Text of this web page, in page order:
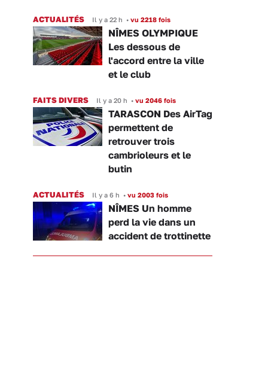
ACTUALITÉS Il y a 22 h • vu 2218 fois
NÎMES OLYMPIQUE
Les dessous de
l'accord entre la ville
et le club
FAITS DIVERS Il y a 20 h • vu 2046 fois
TARASCON Des AirTag
permettent de
retrouver trois
cambrioleurs et le
butin
ACTUALITÉS Il y a 6 h • vu 2003 fois
NÎMES Un homme
perd la vie dans un
accident de trottinette